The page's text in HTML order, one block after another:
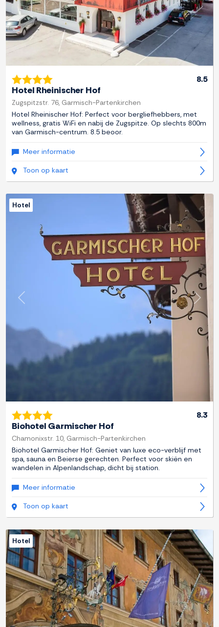
8.5
Hotel Rheinischer Hof
Zugspitzstr. 76, Garmisch-Partenkirchen
Hotel Rheinischer Hof: Perfect voor bergliefhebbers, met
wellness, gratis WiFi en nabij de Zugspitze. Op slechts 800m
van Garmisch-centrum. 8.5 beoor.
Meer informatie
Toon op kaart
Previous Next
Hotel
8.3
Biohotel Garmischer Hof
Chamonixstr. 10, Garmisch-Partenkirchen
Biohotel Garmischer Hof: Geniet van luxe eco-verblijf met
spa, sauna en Beierse gerechten. Perfect voor skiën en
wandelen in Alpenlandschap, dicht bij station.
Meer informatie
Toon op kaart
Hotel